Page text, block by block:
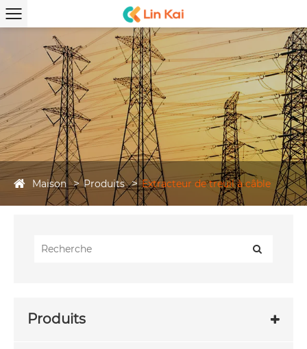
Maison Produits Extracteur de treuil à câble
Produits